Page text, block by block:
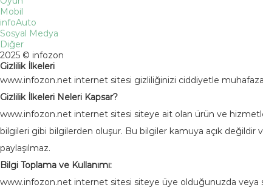
Mobil
infoAuto
Sosyal Medya
Diğer
2025 © infozon
Gizlilik İlkeleri
www.infozon.net internet sitesi gizliliğinizi ciddiyetle
Gizlilik İlkeleri Neleri Kapsar?
www.infozon.net internet sitesi siteye ait olan ürün ve
bilgileri gibi bilgilerden oluşur. Bu bilgiler kamuya açık
paylaşılmaz.
Bilgi Toplama ve Kullanımı:
www.infozon.net internet sitesi siteye üye olduğunuzda